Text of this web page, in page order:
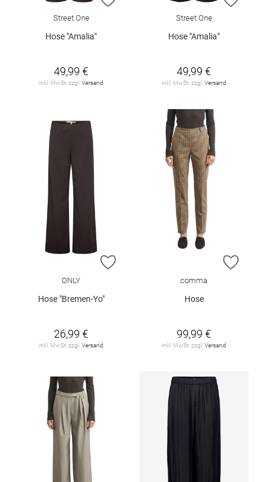
Street One
Hose "Amalia"
49,99 €
inkl. MwSt. zzgl.Versand
Street One
Hose "Amalia"
49,99 €
inkl. MwSt. zzgl.Versand
ZUR WUNSCHLISTE HINZUFÜGEN
ONLY
Hose "Bremen-Yo"
26,99 €
inkl. MwSt. zzgl. Versand
ZUR
comma
Hose
99,99 €
inkl. MwSt. zzgl. Versand